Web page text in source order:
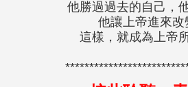
他勝過過去的自己，
他讓上帝進來
這樣，就成為上帝